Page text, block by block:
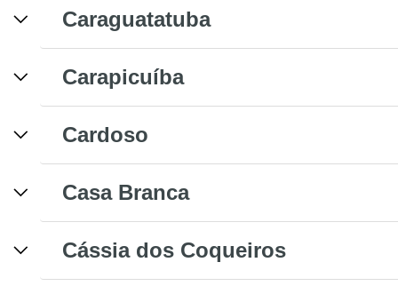
Caraguatatuba
Carapicuíba
Cardoso
Casa Branca
Cássia dos Coqueiros